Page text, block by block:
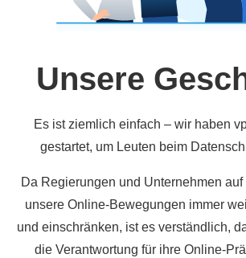
Unsere
Es ist ziemlich einfach – wir haben
gestartet, um Leuten beim
Da Regierungen und Unternehmen
unsere Online-Bewegungen immer
und einschränken, ist es verständlich,
die Verantwortung für ihre Online-